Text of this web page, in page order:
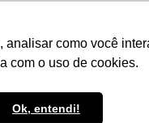
como você
com o uso de cookies.
Ok, entendi!